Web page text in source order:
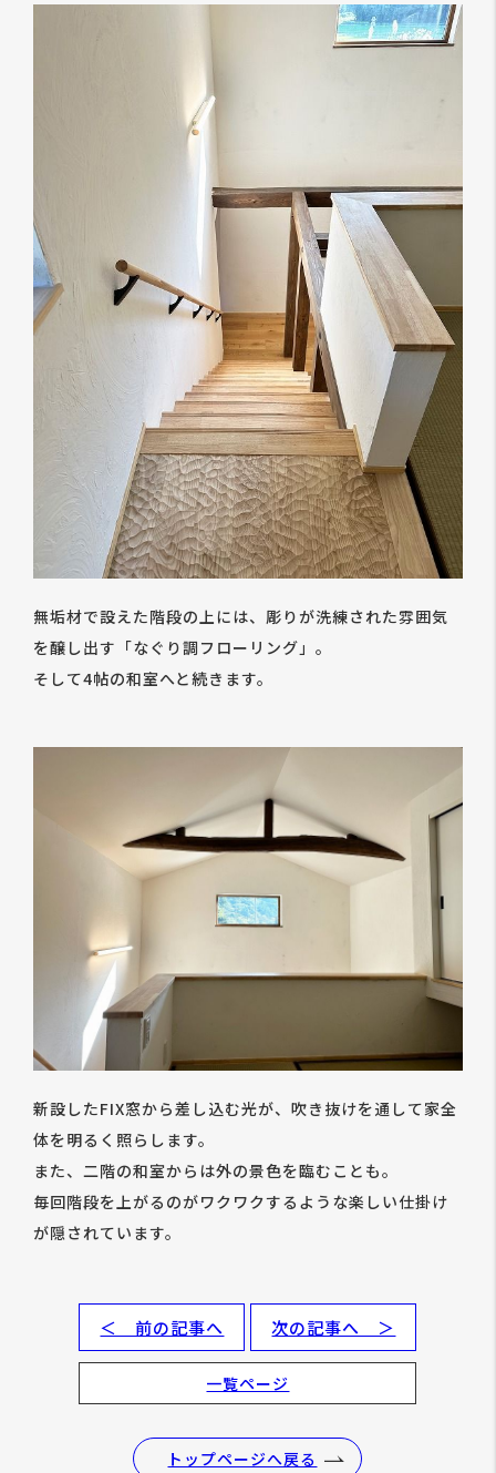
無垢材で設えた階段の上には、彫りが洗練された雰囲気
を醸し出す「なぐり調フローリング」。
そして4帖の和室へと続きます。
新設したFIX窓から差し込む光が、吹き抜けを通して家全
体を明るく照らします。
また、二階の和室からは外の景色を臨むことも。
毎回階段を上がるのがワクワクするような楽しい仕掛け
が隠されています。
＜ 前の記事へ 次の記事へ ＞
一覧ページ
トップページへ戻る